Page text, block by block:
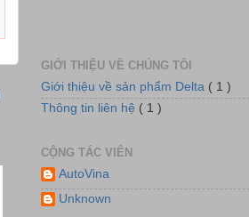
Hệ thống quạt, tiền đông kho lạnh
GIỚI THIỆU VỀ CHÚNG TÔI
Giới thiệu về sản phẩm Delta ( 1 )
Thông tin liên hệ ( 1 )
CỘNG TÁC VIÊN
AutoVina
Unknown